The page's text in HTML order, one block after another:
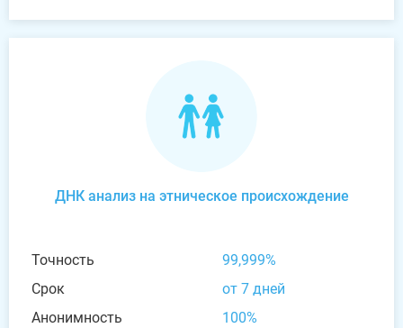
ДНК анализ на этническое происхождение
Точность
99,999%
Срок
от 7 дней
Анонимность
100%